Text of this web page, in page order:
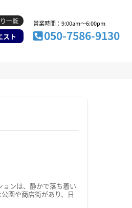
一覧
スト
営業時間：9:00am～6:00pm
050-7586-9130
ンは、静かで落ち着い
園や商店街があり、日